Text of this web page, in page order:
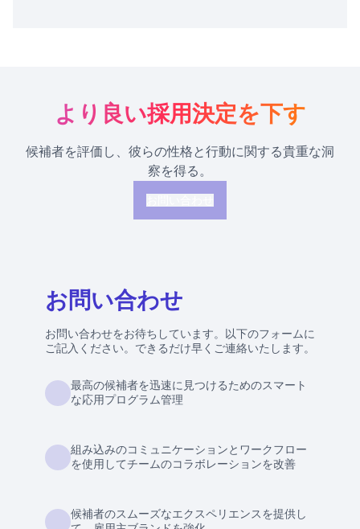
より良い採用決定を下す
候補者を評価し、彼らの性格と行動に関する貴重な洞
察を得る。
お問い合わせ
お問い合わせをお待ちしています。以下のフォームに
ご記入ください。できるだけ早くご連絡いたします。
最高の候補者を迅速に見つけるためのスマート
な応用プログラム管理
組み込みのコミュニケーションとワークフロー
を使用してチームのコラボレーションを改善
候補者のスムーズなエクスペリエンスを提供し